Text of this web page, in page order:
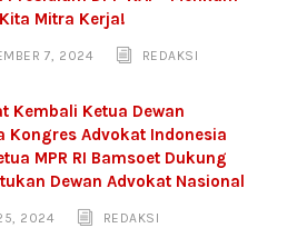
Kita Mitra Kerja!
7, 2024 REDAKSI
Kembali Ketua Dewan
Kongres Advokat Indonesia
MPR RI Bamsoet Dukung
Dewan Advokat Nasional
2024 REDAKSI